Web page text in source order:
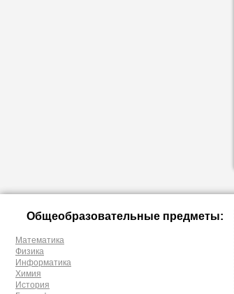
Общеобразовательные предметы:
Математика
Физика
Информатика
Химия
История